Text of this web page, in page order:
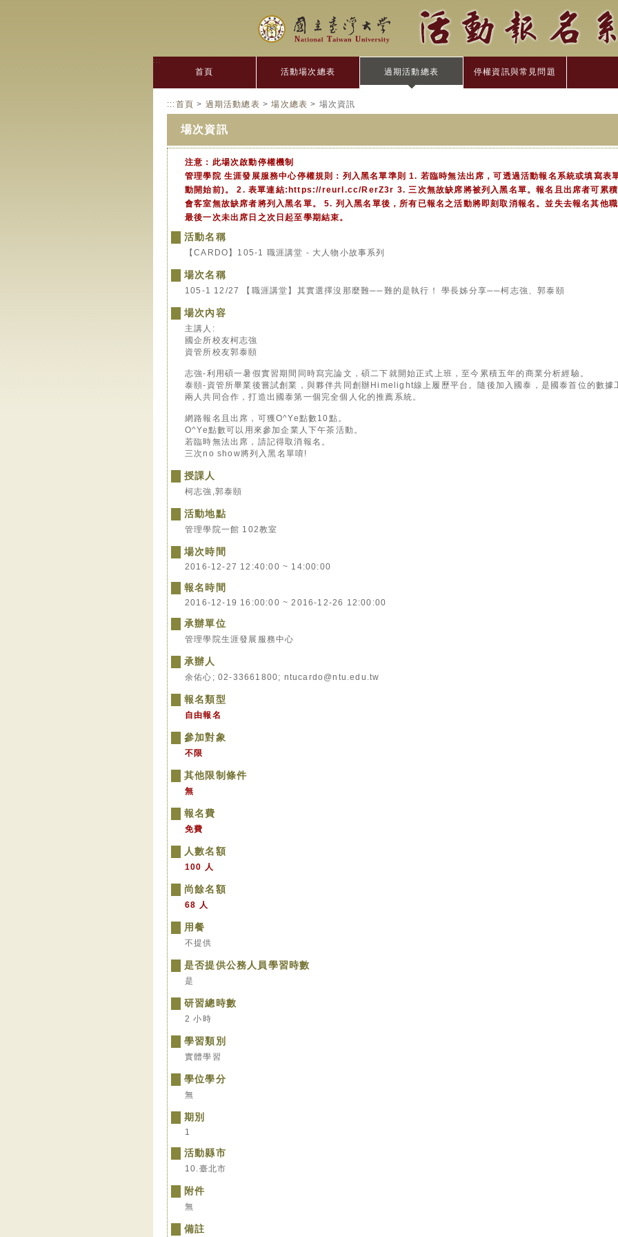
:::
首頁 活動場次總表 過期活動總表 停權資訊與常見問題
:::首頁 > 過期活動總表 >場次總表 > 場次資訊
場次資訊
注意：此場次啟動停權機制
管理學院 生涯發展服務中心停權規則：列入黑名單準則 1. 若臨時無法出席，可透過活動報名系統或填寫表
動開始前)。 2. 表單連結:https://reurl.cc/RerZ3r 3. 三次無故缺席將被列入黑名單。報名且出席者可累
會客室無故缺席者將列入黑名單。 5. 列入黑名單後，所有已報名之活動將即刻取消報名。並失去報名其他
最後一次未出席日之次日起至學期結束。
活動名稱
【CARDO】105-1 職涯講堂 - 大人物小故事系列
場次名稱
105-1 12/27 【職涯講堂】其實選擇沒那麼難──難的是執行！ 學長姊分享──柯志強、郭泰頤
場次內容
主講人:
國企所校友柯志強
資管所校友郭泰頤
志強-利用碩一暑假實習期間同時寫完論文，碩二下就開始正式上班，至今累積五年的商業分析經驗。
泰頤-資管所畢業後嘗試創業，與夥伴共同創辦Himelight線上履歷平台。隨後加入國泰，是國泰首位的數據
兩人共同合作，打造出國泰第一個完全個人化的推薦系統。
網路報名且出席，可獲O^Ye點數10點。
O^Ye點數可以用來參加企業人下午茶活動。
若臨時無法出席，請記得取消報名。
三次no show將列入黑名單唷!
授課人
柯志強,郭泰頤
活動地點
管理學院一館 102教室
場次時間
2016-12-27 12:40:00 ~ 14:00:00
報名時間
2016-12-19 16:00:00 ~ 2016-12-26 12:00:00
承辦單位
管理學院生涯發展服務中心
承辦人
余佑心; 02-33661800; ntucardo@ntu.edu.tw
報名類型
自由報名
參加對象
不限
其他限制條件
無
報名費
免費
人數名額
100 人
尚餘名額
68 人
用餐
不提供
是否提供公務人員學習時數
是
研習總時數
2 小時
學習類別
實體學習
學位學分
無
期別
1
活動縣市
10.臺北市
附件
無
備註